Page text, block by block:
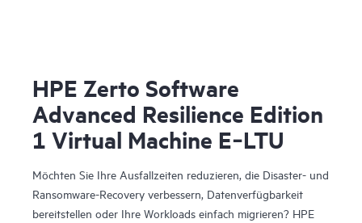
HPE Zerto Software
Advanced Resilience Edition
1 Virtual Machine E‑LTU
Möchten Sie Ihre Ausfallzeiten reduzieren, die Disaster- und
Ransomware-Recovery verbessern, Datenverfügbarkeit
bereitstellen oder Ihre Workloads einfach migrieren? HPE